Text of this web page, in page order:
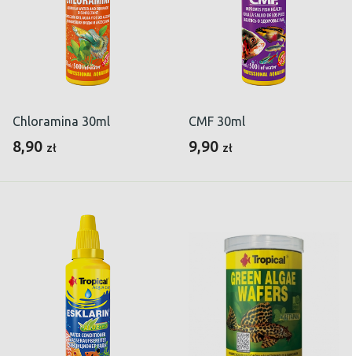
Chloramina 30ml
8,90 zł
CMF 30ml
9,90 zł